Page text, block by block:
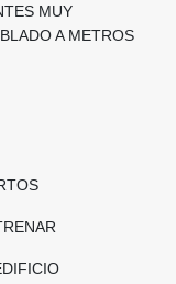
MUY
A METROS